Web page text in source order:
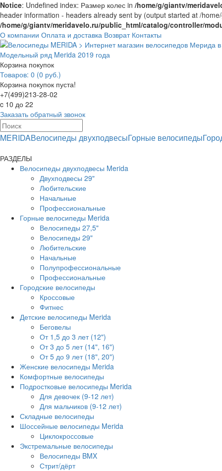
Notice: Undefined index: Размер колес in /home/g/giantv/
header information - headers already sent by (output started at /
/home/g/giantv/meridavelo.ru/public_html/catalog/controller/
О компании Оплата и доставка Возврат Контакты
Модельный ряд Merida 2019 года
Корзина покупок
Товаров: 0 (0 руб.)
Корзина покупок пуста!
+7(499)213-28-02
c 10 до 22
Заказать обратный звонок
MERIDAВелосипеды двухподвесыГорные велосипеды
РАЗДЕЛЫ
Велосипеды двухподвесы Merida
Двухподвесы 29"
Любительские
Начальные
Профессиональные
Горные велосипеды Merida
Велосипеды 27,5"
Велосипеды 29"
Любительские
Начальные
Полупрофессиональные
Профессиональные
Городские велосипеды
Кроссовые
Фитнес
Детские велосипеды Merida
Беговелы
От 1,5 до 3 лет (12")
От 3 до 5 лет (14", 16")
От 5 до 9 лет (18", 20")
Женские велосипеды Merida
Комфортные велосипеды
Подростковые велосипеды Merida
Для девочек (9-12 лет)
Для мальчиков (9-12 лет)
Складные велосипеды
Шоссейные велосипеды Merida
Циклокроссовые
Экстремальные велосипеды
Велосипеды BMX
Стрит/дёрт